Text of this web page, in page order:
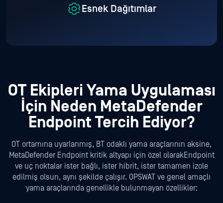
Esnek Dağıtımlar
OT Ekipleri Yama Uygulaması
İçin Neden MetaDefender
Endpoint Tercih Ediyor?
OT ortamına uyarlanmış, BT odaklı yama araçlarının aksine,
MetaDefender Endpoint kritik altyapı için özel olarakEndpoint
ve uç noktalar ister bağlı, ister hibrit, ister tamamen izole
edilmiş olsun, aynı şekilde çalışır. OPSWAT ve genel amaçlı
yama araçlarında genellikle bulunmayan özellikler: